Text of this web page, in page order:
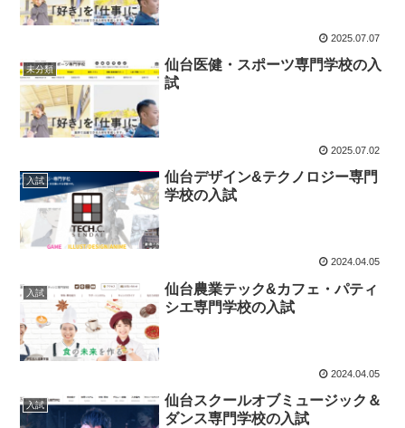
2025.07.07
未分類
仙台医健・スポーツ専門学校の入
試
2025.07.02
入試
仙台デザイン&テクノロジー専門
学校の入試
2024.04.05
入試
仙台農業テック&カフェ・パティ
シエ専門学校の入試
2024.04.05
入試
仙台スクールオブミュージック＆
ダンス専門学校の入試